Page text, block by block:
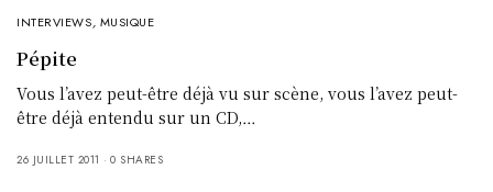
INTERVIEWS, MUSIQUE
Pépite
Vous l’avez peut-être déjà vu sur scène, vous l’avez peut-
être déjà entendu sur un CD,…
26 JUILLET 2011 0 SHARES